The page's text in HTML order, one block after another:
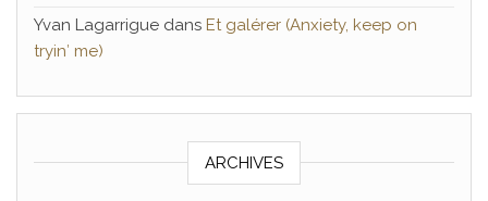
Yvan Lagarrigue dans Et galérer (Anxiety, keep on
tryin′ me)
ARCHIVES